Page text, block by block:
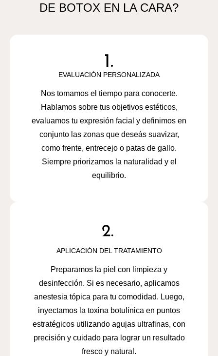
DE BOTOX EN LA CARA?
EVALUACIÓN PERSONALIZADA
Nos tomamos el tiempo para conocerte.
Hablamos sobre tus objetivos estéticos,
evaluamos tu expresión facial y definimos en
conjunto las zonas que deseás suavizar,
como frente, entrecejo o patas de gallo.
Siempre priorizamos la naturalidad y el
equilibrio.
APLICACIÓN DEL TRATAMIENTO
Preparamos la piel con limpieza y
desinfección. Si es necesario, aplicamos
anestesia tópica para tu comodidad. Luego,
inyectamos la toxina botulínica en puntos
estratégicos utilizando agujas ultrafinas, con
precisión y cuidado para lograr un resultado
fresco y natural.